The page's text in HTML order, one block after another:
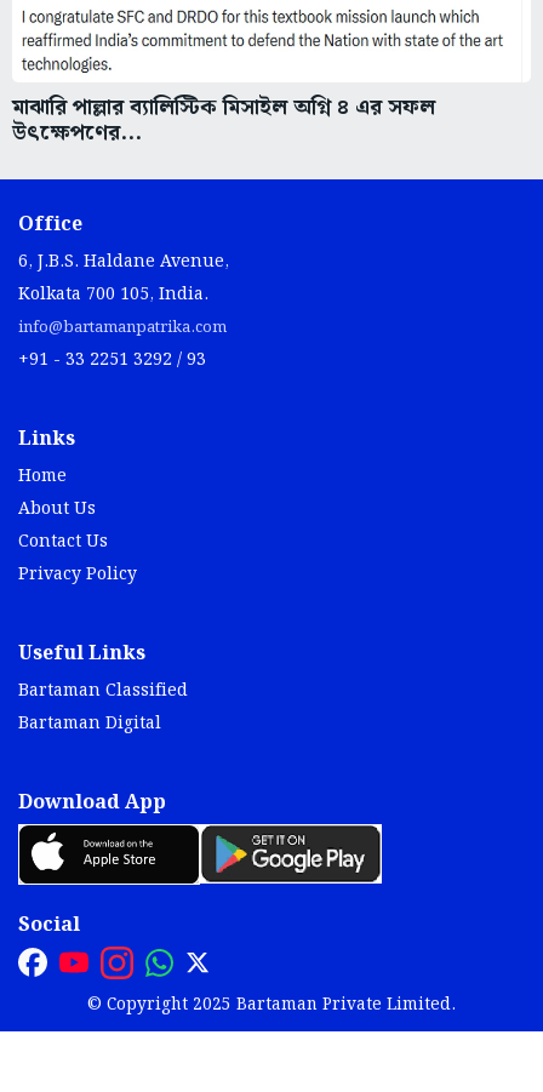
মাঝারি পাল্লার ব্যালিস্টিক মিসাইল অগ্নি ৪ এর সফল
উৎক্ষেপণের...
Office
6, J.B.S. Haldane Avenue,
Kolkata 700 105, India.
info@bartamanpatrika.com
+91 - 33 2251 3292 / 93
Links
Home
About Us
Contact Us
Privacy Policy
Useful Links
Bartaman Classified
Bartaman Digital
Download App
Social
© Copyright 2025 Bartaman Private Limited.